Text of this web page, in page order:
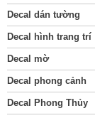
Decal dán tường
Decal hình trang trí
Decal mờ
Decal phong cảnh
Decal Phong Thủy